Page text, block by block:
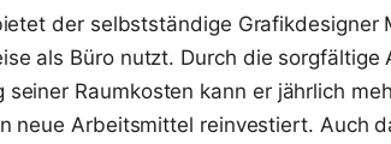
der selbstständige Grafikdesigner
als Büro nutzt. Durch die sorgfältige
seiner Raumkosten kann er jährlich
neue Arbeitsmittel reinvestiert. Auch